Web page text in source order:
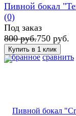
избранное сравнить
Пивной бокал
(0)
Под заказ
800 руб.750 руб.